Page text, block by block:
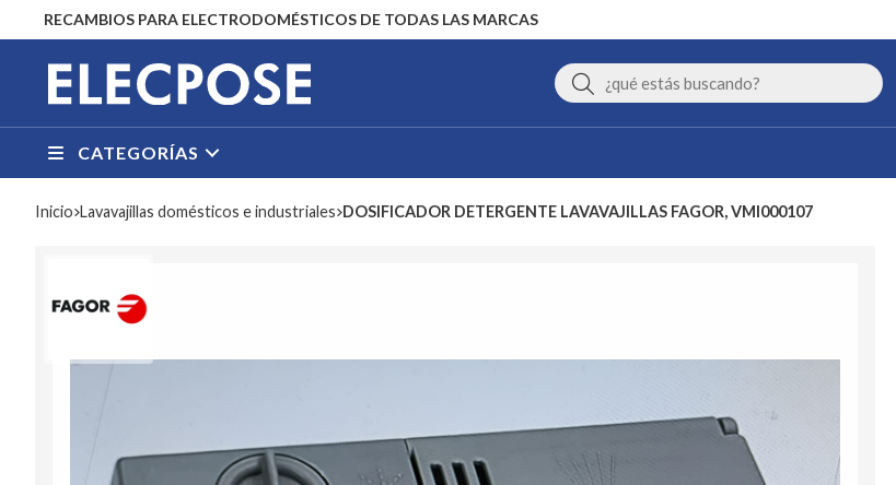
RECAMBIOS PARA ELECTRODOMÉSTICOS DE TODAS LAS MARCAS
Buscar
CATEGORÍAS
Inicio lavavajillas domésticos e industriales DOSIFICADOR DETERGENTE LAVAVAJILLAS FAGOR, VMI000107